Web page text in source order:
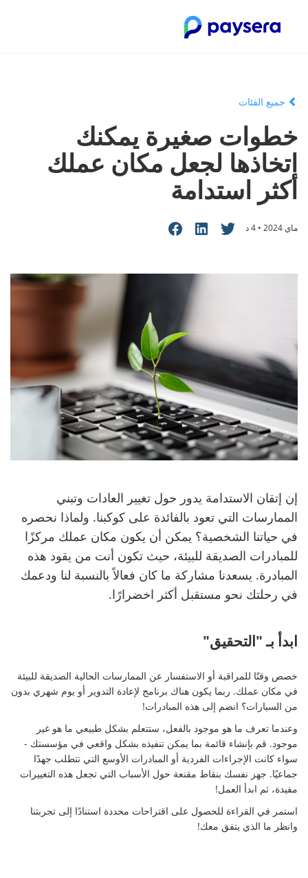
جميع الفئات
خطوات صغيرة يمكنك
اتخاذها لجعل مكان عملك
أكثر استدامة
ماي 2024 • 4 د
إن إتقان الاستدامة يدور حول تغيير العادات وتبني
الممارسات التي تعود بالفائدة على كوكبنا. ولماذا نحصره
في حياتنا الشخصية؟ يمكن أن يكون مكان عملك مركزًا
للمبادرات الصديقة للبيئة، حيث تكون أنت من يقود هذه
المبادرة. يسعدنا مشاركة ما كان فعالاً بالنسبة لنا ودعمك
في رحلتك نحو مستقبل أكثر اخضرارًا.
ابدأ بـ "التحقيق"
خصص وقتًا للمراقبة أو الاستفسار عن الممارسات الحالية الصديقة للبيئة
في مكان عملك. ربما يكون هناك برنامج لإعادة التدوير أو يوم شهري بدون
من السيارات؟ انضم إلى هذه المبادرات!
وعندما تعرف ما هو موجود بالفعل، ستتعلم بشكل طبيعي ما هو غير
موجود. قم بإنشاء قائمة بما يمكن تنفيذه بشكل واقعي في مؤسستك -
سواء كانت الإجراءات الفردية أو المبادرات الأوسع التي تتطلب جهدًا
جماعيًا. جهز نفسك بنقاط مقنعة حول الأسباب التي تجعل هذه التغييرات
مفيدة، ثم ابدأ العمل!
استمر في القراءة للحصول على اقتراحات محددة استنادًا إلى تجربتنا
وانظر ما الذي يتفق معك!